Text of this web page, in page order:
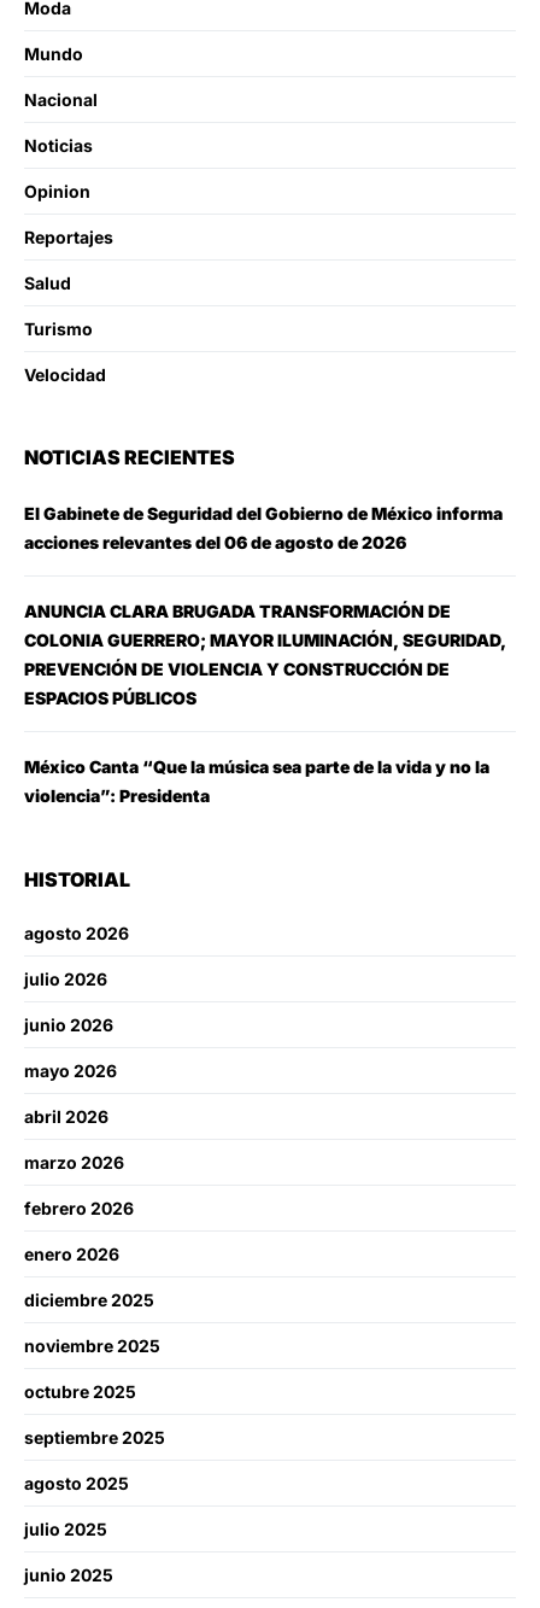
Moda
Mundo
Nacional
Noticias
Opinion
Reportajes
Salud
Turismo
Velocidad
NOTICIAS RECIENTES
El Gabinete de Seguridad del Gobierno de México informa
acciones relevantes del 06 de agosto de 2026
ANUNCIA CLARA BRUGADA TRANSFORMACIÓN DE
COLONIA GUERRERO; MAYOR ILUMINACIÓN, SEGURIDAD,
PREVENCIÓN DE VIOLENCIA Y CONSTRUCCIÓN DE
ESPACIOS PÚBLICOS
México Canta “Que la música sea parte de la vida y no la
violencia”: Presidenta
HISTORIAL
agosto 2026
julio 2026
junio 2026
mayo 2026
abril 2026
marzo 2026
febrero 2026
enero 2026
diciembre 2025
noviembre 2025
octubre 2025
septiembre 2025
agosto 2025
julio 2025
junio 2025